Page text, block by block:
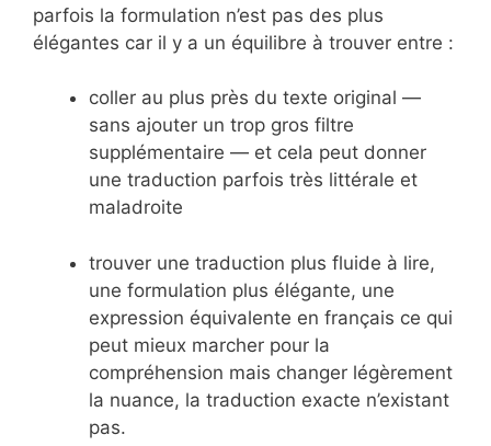
parfois la formulation n’est pas des plus
élégantes car il y a un équilibre à trouver entre :
coller au plus près du texte original —
sans ajouter un trop gros filtre
supplémentaire — et cela peut donner
une traduction parfois très littérale et
maladroite
trouver une traduction plus fluide à lire,
une formulation plus élégante, une
expression équivalente en français ce qui
peut mieux marcher pour la
compréhension mais changer légèrement
la nuance, la traduction exacte n’existant
pas.